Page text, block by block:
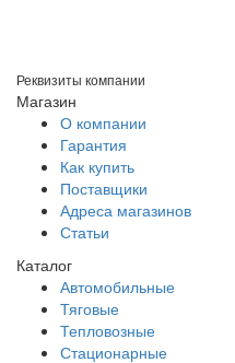
Реквизиты компании
Магазин
О компании
Гарантия
Как купить
Поставщики
Адреса магазинов
Статьи
Каталог
Автомобильные
Тяговые
Тепловозные
Стационарные